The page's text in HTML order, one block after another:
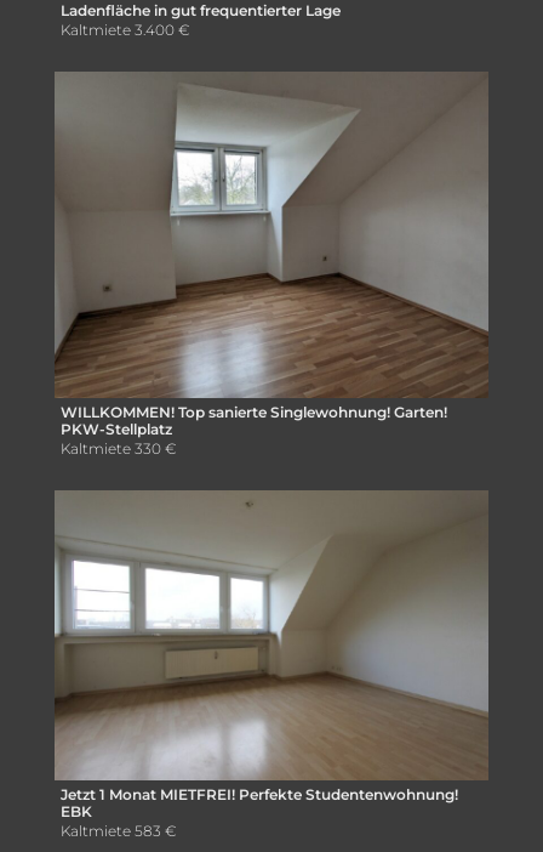
Ladenfläche in gut frequentierter Lage
Kaltmiete 3.400 €
WILLKOMMEN! Top sanierte Singlewohnung! Garten!
PKW-Stellplatz
Kaltmiete 330 €
Jetzt 1 Monat MIETFREI! Perfekte Studentenwohnung!
EBK
Kaltmiete 583 €